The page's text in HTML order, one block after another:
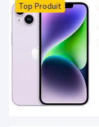
Top Produit